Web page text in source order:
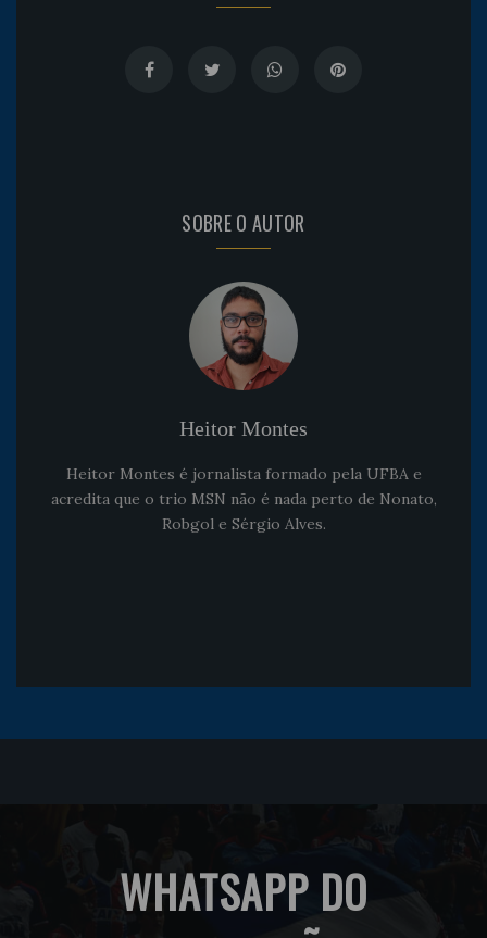
SOBRE O AUTOR
Heitor Montes
Heitor Montes é jornalista formado pela UFBA e
acredita que o trio MSN não é nada perto de Nonato,
Robgol e Sérgio Alves.
WHATSAPP DO